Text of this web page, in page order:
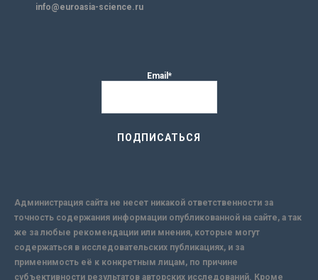
info@euroasia-science.ru
Email*
Администрация сайта не несет никакой ответственности за
точность содержания информации опубликованной на сайте, а так
же за любые рекомендации или мнения, которые могут
содержаться в исследовательских публикациях, и за
применимость её к конкретным лицам, по причине
субъективности результатов авторских исследований. Кроме